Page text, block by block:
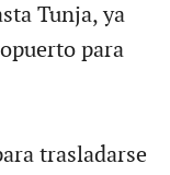
Tunja, ya
para
trasladarse